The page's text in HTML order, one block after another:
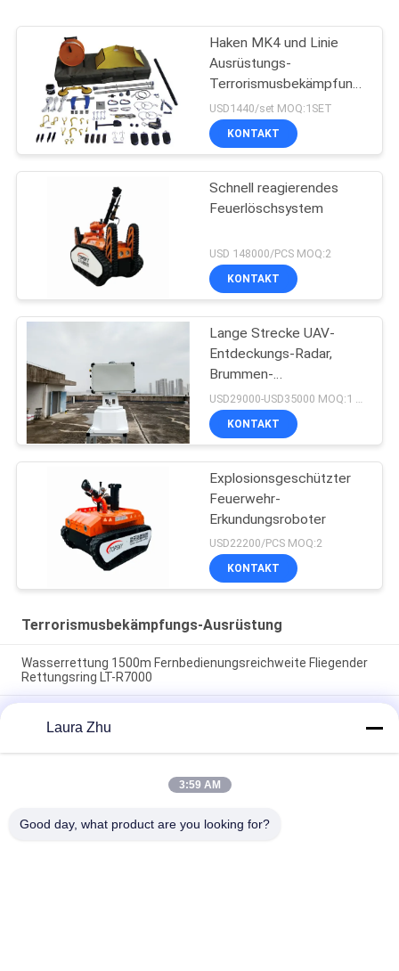
Haken MK4 und Linie
Ausrüstungs-
Terrorismusbekämpfungs-
Ausrüstung für Griff-
Verdächtig-Sprengstoff
USD1440/set MOQ:1SET
KONTAKT
Schnell reagierendes
Feuerlöschsystem
USD 148000/PCS MOQ:2
KONTAKT
Lange Strecke UAV-
Entdeckungs-Radar,
Brummen-
Überwachungsradar
KONTAKT
Explosionsgeschützter
Feuerwehr-
Erkundungsroboter
USD22200/PCS MOQ:2
KONTAKT
Terrorismusbekämpfungs-Ausrüstung
Wasserrettung 1500m Fernbedienungsreichweite Fliegender
Rettungsring LT-R7000
Laserentfernung für Minen mit einer Reichweite von 300 m,
Explosionssicherer Feuerwehrroboter mit 6500N
Traktionskraft 1100m Fernbedienung und 78,1%
Laura Zhu
3:59 AM
Good day, what product are you looking for?